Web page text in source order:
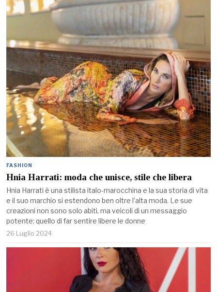
FASHION
Hnia Harrati: moda che unisce, stile che libera
Hnia Harrati è una stilista italo-marocchina e la sua storia di vita
e il suo marchio si estendono ben oltre l’alta moda. Le sue
creazioni non sono solo abiti, ma veicoli di un messaggio
potente: quello di far sentire libere le donne
26 Luglio 2024